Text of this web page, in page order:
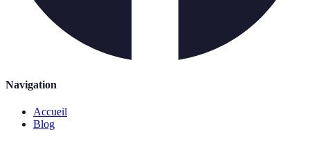
Navigation
Accueil
Blog